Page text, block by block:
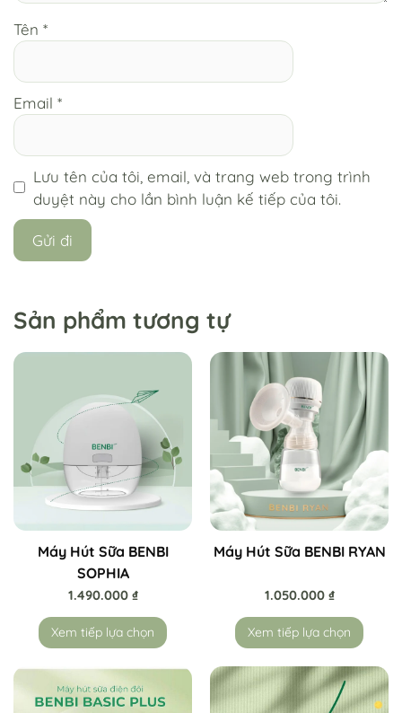
Tên *
Email *
Lưu tên của tôi, email, và trang web trong trình
duyệt này cho lần bình luận kế tiếp của tôi.
Sản phẩm tương tự
Máy Hút Sữa BENBI
SOPHIA
1.490.000 ₫
Xem tiếp lựa chọn
Máy Hút Sữa BENBI RYAN
1.050.000 ₫
Xem tiếp lựa chọn